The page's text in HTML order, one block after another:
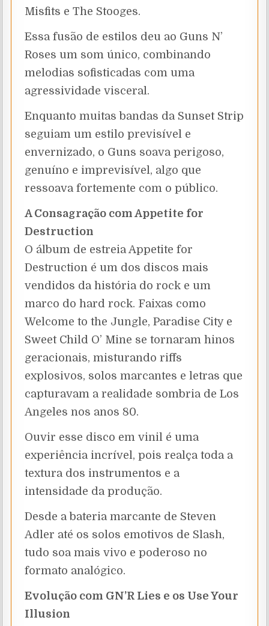
Misfits e The Stooges.
Essa fusão de estilos deu ao Guns N’
Roses um som único, combinando
melodias sofisticadas com uma
agressividade visceral.
Enquanto muitas bandas da Sunset Strip
seguiam um estilo previsível e
envernizado, o Guns soava perigoso,
genuíno e imprevisível, algo que
ressoava fortemente com o público.
A Consagração com Appetite for
Destruction
O álbum de estreia Appetite for
Destruction é um dos discos mais
vendidos da história do rock e um
marco do hard rock. Faixas como
Welcome to the Jungle, Paradise City e
Sweet Child O’ Mine se tornaram hinos
geracionais, misturando riffs
explosivos, solos marcantes e letras que
capturavam a realidade sombria de Los
Angeles nos anos 80.
Ouvir esse disco em vinil é uma
experiência incrível, pois realça toda a
textura dos instrumentos e a
intensidade da produção.
Desde a bateria marcante de Steven
Adler até os solos emotivos de Slash,
tudo soa mais vivo e poderoso no
formato analógico.
Evolução com GN’R Lies e os Use Your
Illusion